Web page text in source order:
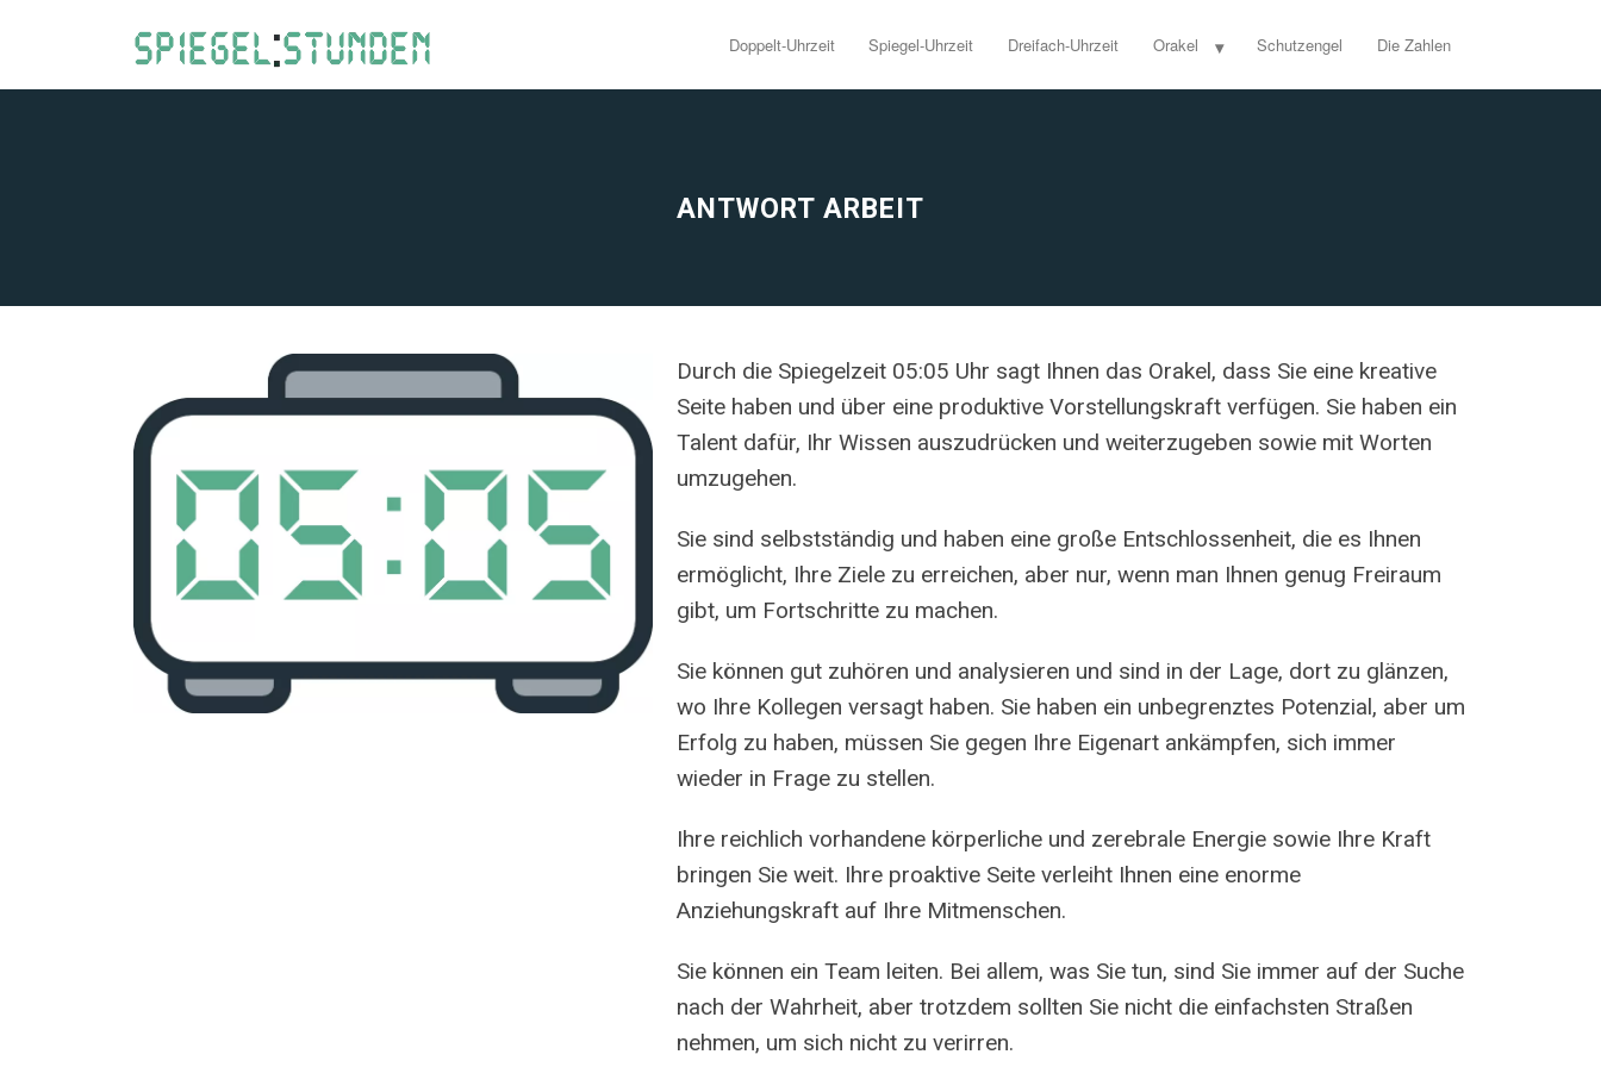
Doppelt-Uhrzeit Spiegel-Uhrzeit Dreifach-Uhrzeit Orakel Schutzengel Die Zahlen
ANTWORT ARBEIT
Durch die Spiegelzeit 05:05 Uhr sagt Ihnen das Orakel, dass Sie eine kreative
Seite haben und über eine produktive Vorstellungskraft verfügen. Sie haben ein
Talent dafür, Ihr Wissen auszudrücken und weiterzugeben sowie mit Worten
umzugehen.
Sie sind selbstständig und haben eine große Entschlossenheit, die es Ihnen
ermöglicht, Ihre Ziele zu erreichen, aber nur, wenn man Ihnen genug Freiraum
gibt, um Fortschritte zu machen.
Sie können gut zuhören und analysieren und sind in der Lage, dort zu glänzen,
wo Ihre Kollegen versagt haben. Sie haben ein unbegrenztes Potenzial, aber um
Erfolg zu haben, müssen Sie gegen Ihre Eigenart ankämpfen, sich immer
wieder in Frage zu stellen.
Ihre reichlich vorhandene körperliche und zerebrale Energie sowie Ihre Kraft
bringen Sie weit. Ihre proaktive Seite verleiht Ihnen eine enorme
Anziehungskraft auf Ihre Mitmenschen.
Sie können ein Team leiten. Bei allem, was Sie tun, sind Sie immer auf der Suche
nach der Wahrheit, aber trotzdem sollten Sie nicht die einfachsten Straßen
nehmen, um sich nicht zu verirren.